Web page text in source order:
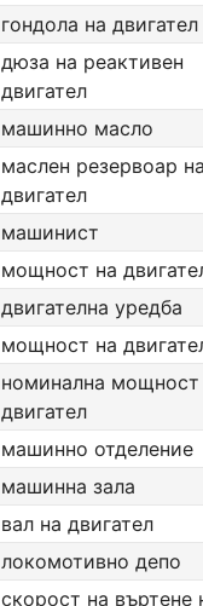
гондола на двигател
дюза на реактивен
двигател
машинно масло
маслен резервоар
двигател
машинист
мощност на
двигателна уредба
мощност на
номинална мощност
двигател
машинно отделение
машинна зала
вал на двигател
локомотивно депо
скорост на въртене